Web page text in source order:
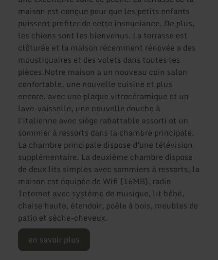
maison est conçue pour que les petits enfants
puissent profiter de cette insouciance. De plus,
les chiens sont les bienvenus. La terrasse est
clôturée et la maison récemment rénovée a des
moustiquaires et des volets dans toutes les
pièces.Notre maison a un nouveau coin salon
confortable, une nouvelle cuisine et plus
encore. avec une plaque vitrocéramique et un
lave-vaisselle, une nouvelle douche à
l'italienne avec siège rabattable assorti et un
sommier à ressorts dans la chambre principale.
La chambre principale dispose d'une télévision
supplémentaire. La deuxième chambre dispose
de deux lits simples avec sommiers à ressorts, la
maison est équipée de Wifi (16MB), radio
Internet avec système de musique, lit bébé,
chaise haute, étendoir, poêle à bois, meubles de
patio et sèche-cheveux.
en savoir plus